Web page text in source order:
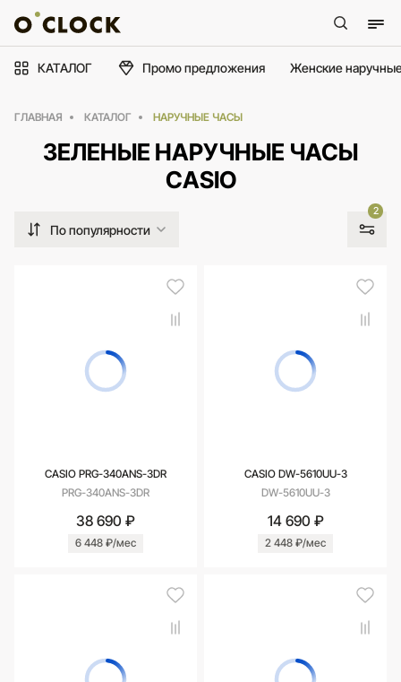
КАТАЛОГ Промо предложения Женские
ГЛАВНАЯ КАТАЛОГ НАРУЧНЫЕ ЧАСЫ
ЗЕЛЕНЫЕ НАРУЧНЫЕ ЧАСЫ
CASIO
По популярности
2
CASIO PRG-340ANS-3DR
PRG-340ANS-3DR
38 690 ₽
6 448 ₽/мес
CASIO DW-5610UU-3
DW-5610UU-3
14 690 ₽
2 448 ₽/мес